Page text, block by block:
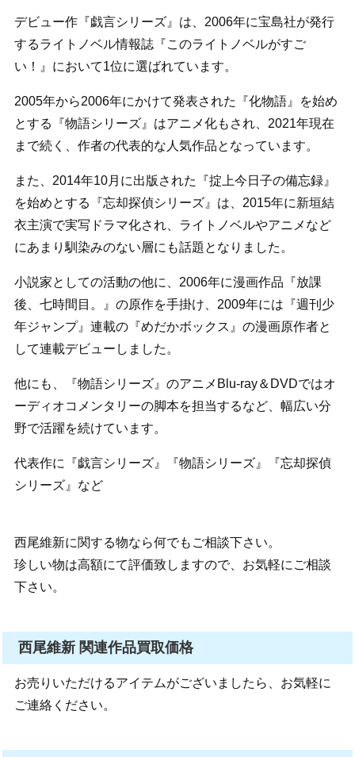
デビュー作『戯言シリーズ』は、2006年に宝島社が発行
するライトノベル情報誌『このライトノベルがすご
い！』において1位に選ばれています。
2005年から2006年にかけて発表された『化物語』を始め
とする『物語シリーズ』はアニメ化もされ、2021年現在
まで続く、作者の代表的な人気作品となっています。
また、2014年10月に出版された『掟上今日子の備忘録』
を始めとする『忘却探偵シリーズ』は、2015年に新垣結
衣主演で実写ドラマ化され、ライトノベルやアニメなど
にあまり馴染みのない層にも話題となりました。
小説家としての活動の他に、2006年に漫画作品『放課
後、七時間目。』の原作を手掛け、2009年には『週刊少
年ジャンプ』連載の『めだかボックス』の漫画原作者と
して連載デビューしました。
他にも、『物語シリーズ』のアニメBlu-ray＆DVDではオ
ーディオコメンタリーの脚本を担当するなど、幅広い分
野で活躍を続けています。
代表作に『戯言シリーズ』『物語シリーズ』『忘却探偵
シリーズ』など
西尾維新に関する物なら何でもご相談下さい。
珍しい物は高額にて評価致しますので、お気軽にご相談
下さい。
西尾維新 関連作品買取価格
お売りいただけるアイテムがございましたら、お気軽に
ご連絡ください。